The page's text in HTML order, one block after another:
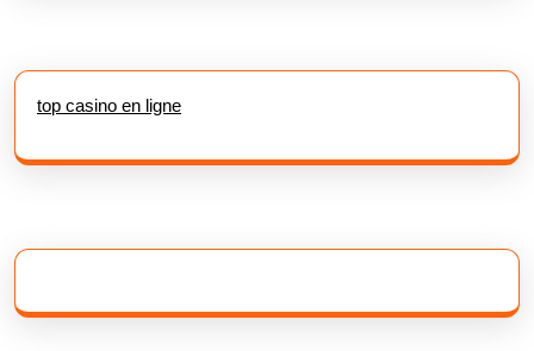
top casino en ligne